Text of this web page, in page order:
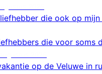
die ook op mijn
die voor soms
op de Veluwe in